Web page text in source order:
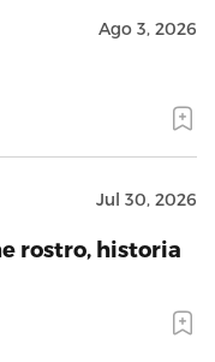
Ago 3, 2026
Jul 30, 2026
rostro, historia